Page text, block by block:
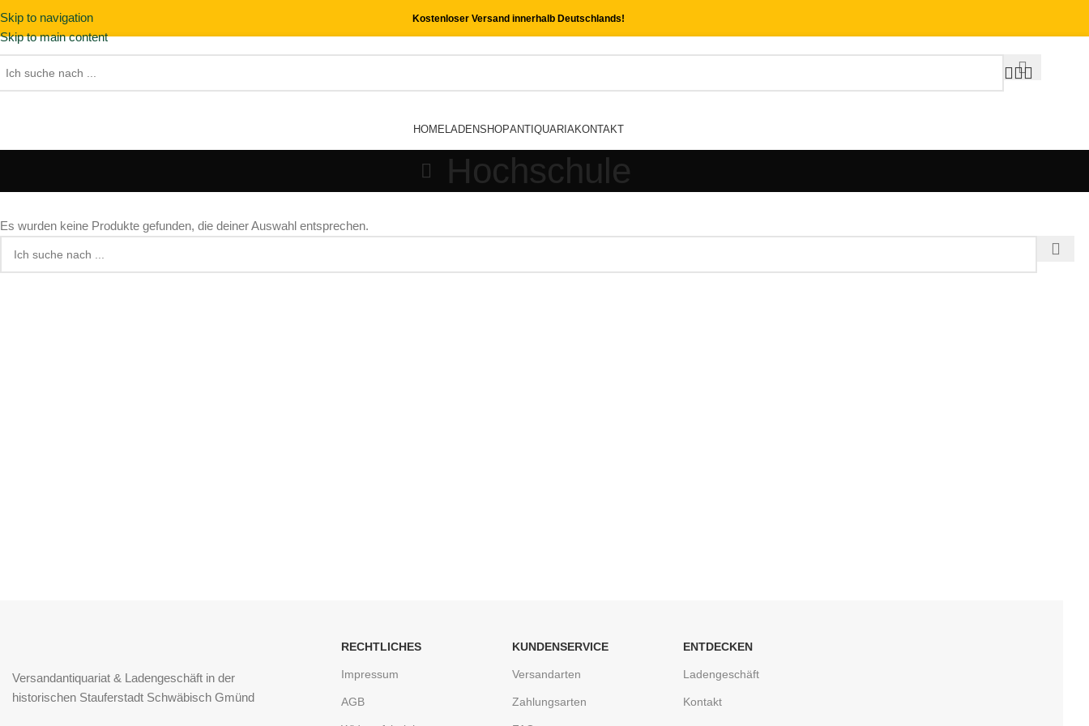
Skip to navigation
Skip to main content
Kostenloser Versand innerhalb Deutschlands!
HOME LADENSHOPANTIQUARIAKONTAKT
Hochschule
Es wurden keine Produkte gefunden, die deiner Auswahl entsprechen.
Versandantiquariat & Ladengeschäft in der
historischen Stauferstadt Schwäbisch Gmünd
RECHTLICHES
Impressum
AGB
KUNDENSERVICE
Versandarten
Zahlungsarten
ENTDECKEN
Ladengeschäft
Kontakt